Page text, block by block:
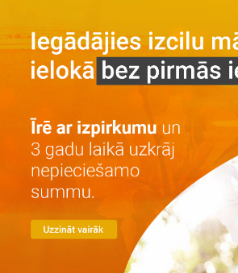
Galvenā
Par projektu
Par projektu
Vieta
Dzīvokļi
Īre ar izpirkumu
Īre
Iegāde
Kontakti
RU